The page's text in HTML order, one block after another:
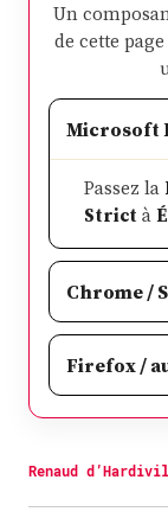
Un
de cette
Microsoft
Passez la
Strictà
Chrome /
Firefox /
Renaud